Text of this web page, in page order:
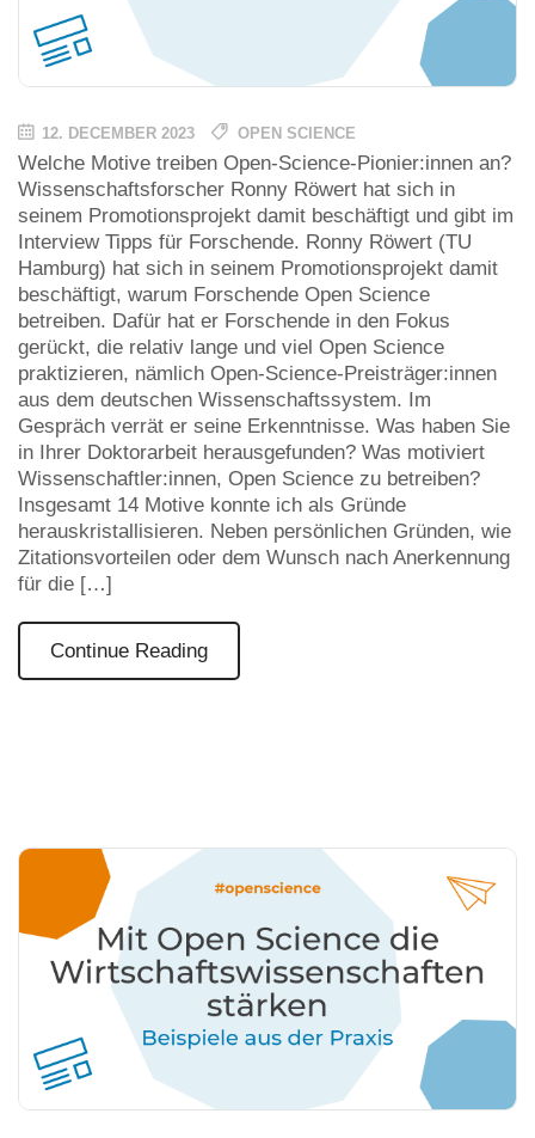
12. DECEMBER 2023 OPEN SCIENCE
Welche Motive treiben Open-Science-Pionier:innen an?
Wissenschaftsforscher Ronny Röwert hat sich in
seinem Promotionsprojekt damit beschäftigt und gibt im
Interview Tipps für Forschende. Ronny Röwert (TU
Hamburg) hat sich in seinem Promotionsprojekt damit
beschäftigt, warum Forschende Open Science
betreiben. Dafür hat er Forschende in den Fokus
gerückt, die relativ lange und viel Open Science
praktizieren, nämlich Open-Science-Preisträger:innen
aus dem deutschen Wissenschaftssystem. Im
Gespräch verrät er seine Erkenntnisse. Was haben Sie
in Ihrer Doktorarbeit herausgefunden? Was motiviert
Wissenschaftler:innen, Open Science zu betreiben?
Insgesamt 14 Motive konnte ich als Gründe
herauskristallisieren. Neben persönlichen Gründen, wie
Zitationsvorteilen oder dem Wunsch nach Anerkennung
für die […]
Continue Reading